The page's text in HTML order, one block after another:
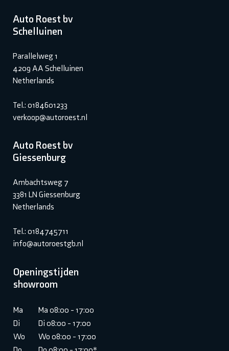
Auto Roest bv
Schelluinen
Parallelweg 1
4209 AA Schelluinen
Netherlands
Tel.: 0184601233
verkoop@autoroest.nl
Auto Roest bv
Giessenburg
Ambachtsweg 7
3381 LN Giessenburg
Netherlands
Tel.: 0184745711
info@autoroestgb.nl
Openingstijden
showroom
Ma
Ma 08:00 - 17:00
Di
Di 08:00 - 17:00
Wo
Wo 08:00 - 17:00